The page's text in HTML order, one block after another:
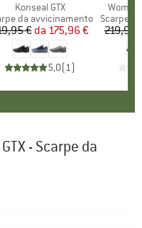
Articolo
Konseal GTX
di prodotti
da avvicinamento
Prezzo
€ Prezzo ridotto
da 175,96 €
5,0(1)
Articolo
Gruppo
Scarpe
219,95
- Scarpe da